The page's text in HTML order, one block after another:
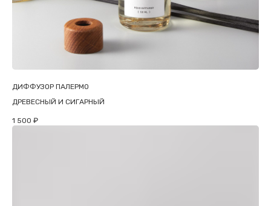
ДИФФУЗОР ПАЛЕРМО
ДРЕВЕСНЫЙ И СИГАРНЫЙ
1 500 ₽